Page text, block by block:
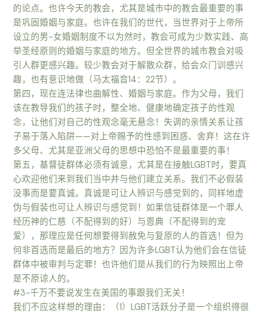
的论点。也许今天的教会，尤其是城市中的教会最重要的事
是巩固婚姻与家庭。也许在我们的世代，当世界对于上帝所
设立的男-女婚姻制度不以为然时，教会可成为少数实践、高
举圣经原则的婚姻与家庭的地方。但全世界的城市教会对吸
引人群更感兴趣。较少教会对于解散众群，给会众门训感兴
趣，也有意识地做（马太福音14：22节）。
第四，现在连法律也曲解性、婚姻与家庭。作为父母，我们
该在教导我们的孩子时，整全地、健康地确定孩子的性观
念，让他们对自己的性观念毫无悬念！失调的亲情关系让孩
子易于落入陷阱——对上帝赐予的性感到困惑、舍弃！这在许
多父母、尤其是亚洲父母的思想中恐怕不是最重要的事！
第五，基督徒群体必须有诚意，尤其是在接触LGBT时，要真
心欢迎他们来到我们当中并与他们建立关系。我们不必假装
没事而是要真诚。真诚是可让人辨识与感觉到的，同样地虚
伪与假装也可让人辨识与感觉到！如果信徒群体是一个罪人
经历神的仁慈（不配得到的好）与恩典（不配得到的宠
爱），那理应是任何想要得到赦免与复原的人的首选！但为
何非首选而是最后的地方？因为许多LGBT认为他们会在信徒
群体中被审判与定罪！也许他们是从我们的行为映照出上帝
是不原谅人的。
#3-千万不要说发生在美国的事跟我们无关！
我们不应这样想的理由：（1）LGBT活跃分子是一个组织得很